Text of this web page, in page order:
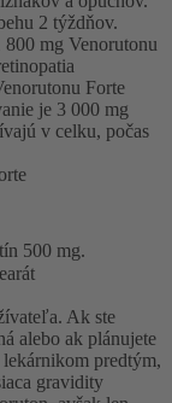
2 týždňov.
mg Venorutonu
Forte
je 3 000 mg
v celku, počas
500 mg.
Ak ste
alebo ak plánujete
predtým,
gravidity